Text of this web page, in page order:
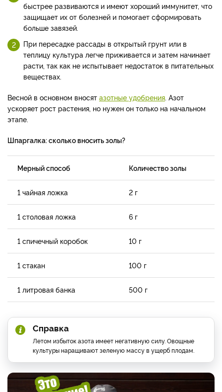
быстрее развиваются и имеют хороший иммунитет, что
защищает их от болезней и помогает сформировать
больше завязей.
При пересадке рассады в открытый грунт или в
теплицу культура легче приживается и затем начинает
расти, так как не испытывает недостаток в питательных
веществах.
Весной в основном вносят азотные удобрения . Азот
ускоряет рост растения, но нужен он только на начальном
этапе.
Шпаргалка: сколько вносить золы?
Мерный способ Количество золы
1 чайная ложка 2 г
1 столовая ложка 6 г
1 спичечный коробок 10 г
1 стакан 100 г
1 литровая банка 500 г
Справка
Летом избыток азота имеет негативную силу. Овощные
культуры наращивают зеленую массу в ущерб плодам.